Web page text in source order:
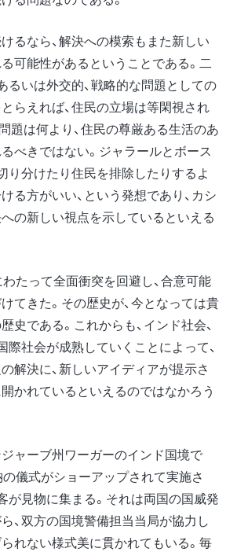
るなら、解決への模索もまた新しい
可能性があるということである。二
るいは外交的、戦略的な問題としての
らえれば、住民の立場は等閑視され
題は何より、住民の尊厳ある生活のあ
べきではない。ジャラールとボース
り分けたり住民を排除したりするよ
る方がいい、という発想であり、カシ
の新しい視点を示しているといえる
たって全面衝突を回避し、合意可能
てきた。その歴史が、今となっては貴
史である。これからも、インド社会、
際社会が成熟していくことによって、
解決に、新しいアイディアが提示さ
かれているといえるのではなかろう
ャーブ州ワーガーのインド国境で
の儀式がショーアップされて実施さ
が見物に集まる。それは両国の国威発
、双方の国境警備担当当局が協力し
れない様式美に貫かれてもいる。毎